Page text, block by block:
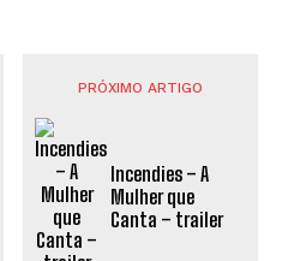
PRÓXIMO ARTIGO
Incendies – A
Mulher que
Canta – trailer